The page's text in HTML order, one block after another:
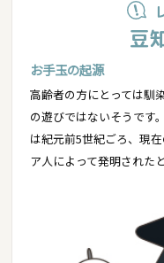
豆
お手玉の起源
高齢者の方にとっては馴
の遊びではないそうです
は紀元前5世紀ごろ、現
ア人によって発明された